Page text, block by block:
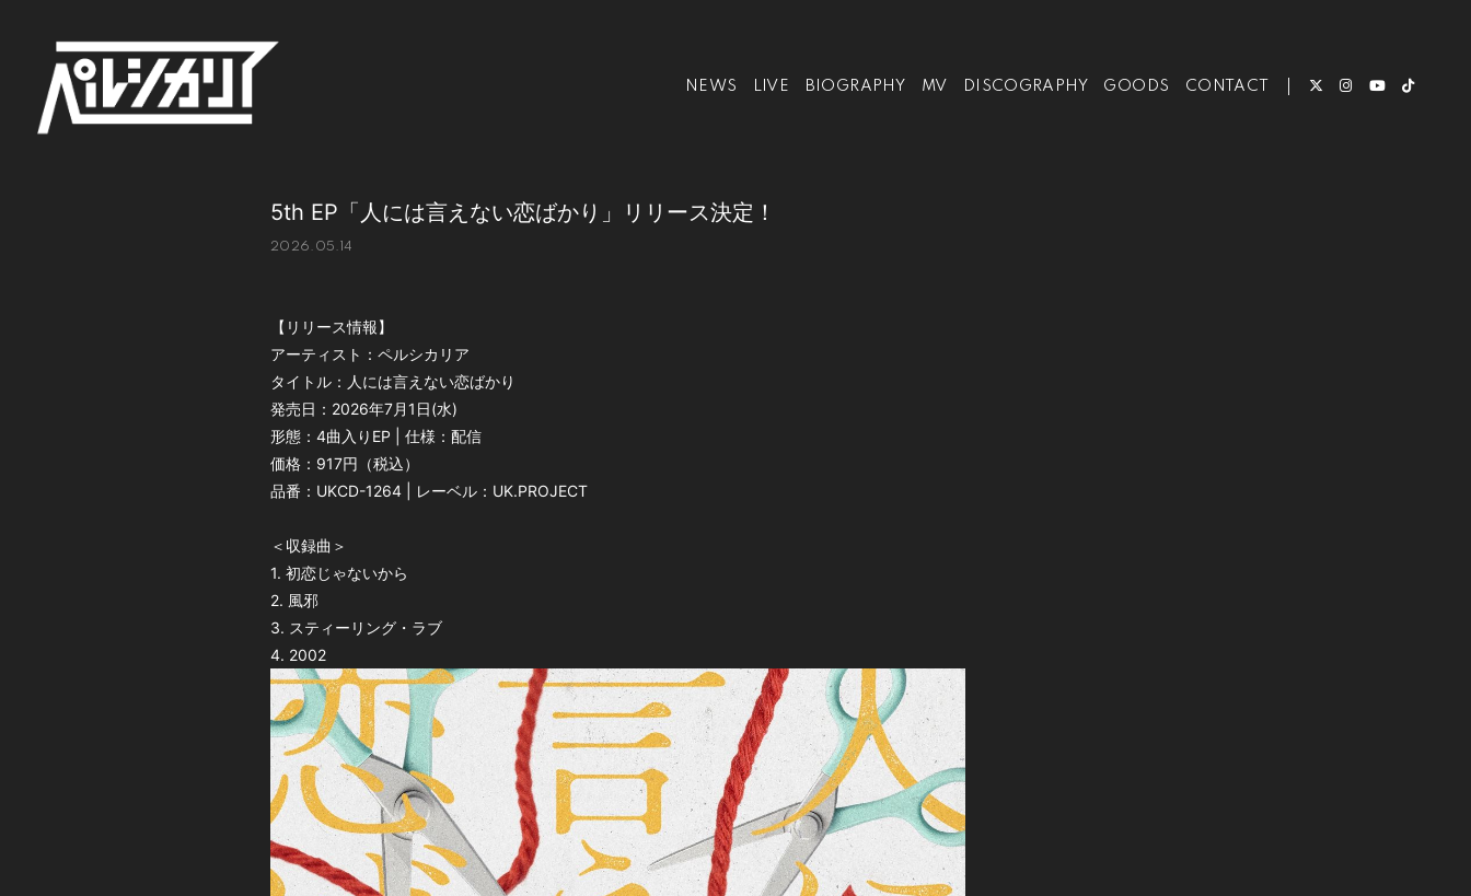
NEWS LIVE BIOGRAPHY MV DISCOGRAPHY GOODS CONTACT
5th EP「人には言えない恋ばかり」リリース決定！
2026.05.14
【リリース情報】
アーティスト：ペルシカリア
タイトル：人には言えない恋ばかり
発売日：2026年7月1日(水)
形態：4曲入りEP | 仕様：配信
価格：917円（税込）
品番：UKCD-1264 | レーベル：UK.PROJECT
＜収録曲＞
1. 初恋じゃないから
2. 風邪
3. スティーリング・ラブ
4. 2002